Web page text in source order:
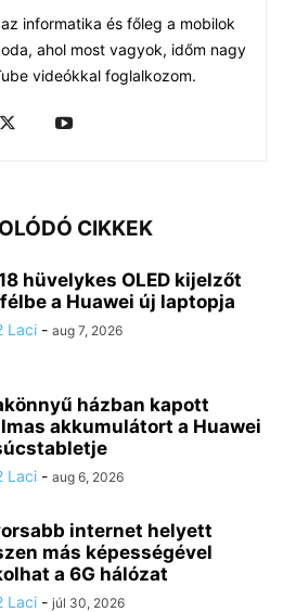
informatika és főleg a mobilok
ahol most vagyok, időm nagy
videókkal foglalkozom.
CIKKEK
hüvelykes OLED kijelzőt
a Huawei új laptopja
Laci - aug 7, 2026
házban kapott
akkumulátort a Huawei
Laci - aug 6, 2026
internet helyett
más képességével
a 6G hálózat
Laci - júl 30, 2026